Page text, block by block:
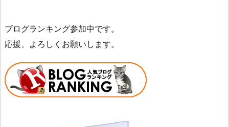
ブログランキング参加中です。
応援、よろしくお願いします。